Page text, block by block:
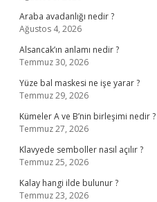
Araba avadanlığı nedir ?
Ağustos 4, 2026
Alsancak’ın anlamı nedir ?
Temmuz 30, 2026
Yüze bal maskesi ne işe yarar ?
Temmuz 29, 2026
Kümeler A ve B’nin birleşimi nedir ?
Temmuz 27, 2026
Klavyede semboller nasıl açılır ?
Temmuz 25, 2026
Kalay hangi ilde bulunur ?
Temmuz 23, 2026